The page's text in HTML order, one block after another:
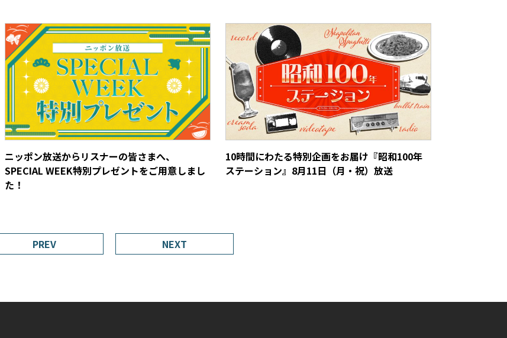
ニッポン放送からリスナーの皆さまへ、
SPECIAL WEEK特別プレゼントをご用意しまし
た！
10時間にわたる特別企画をお届け『昭和100年
ステーション』8月11日（月・祝）放送
PREV NEXT